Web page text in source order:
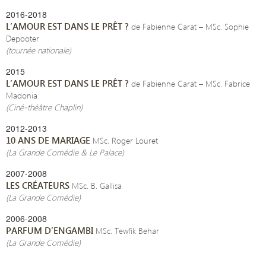
2016-2018
L’AMOUR EST DANS LE PRÊT ? de Fabienne Carat – MSc. Sophie
Depooter
(tournée nationale)
2015
L’AMOUR EST DANS LE PRÊT ? de Fabienne Carat – MSc. Fabrice
Madonia
(Ciné-théâtre Chaplin)
2012-2013
10 ANS DE MARIAGE MSc. Roger Louret
(La Grande Comédie & Le Palace)
2007-2008
LES CRÉATEURS MSc. B. Gallisa
(La Grande Comédie)
2006-2008
PARFUM D’ENGAMBI MSc. Tewfik Behar
(La Grande Comédie)